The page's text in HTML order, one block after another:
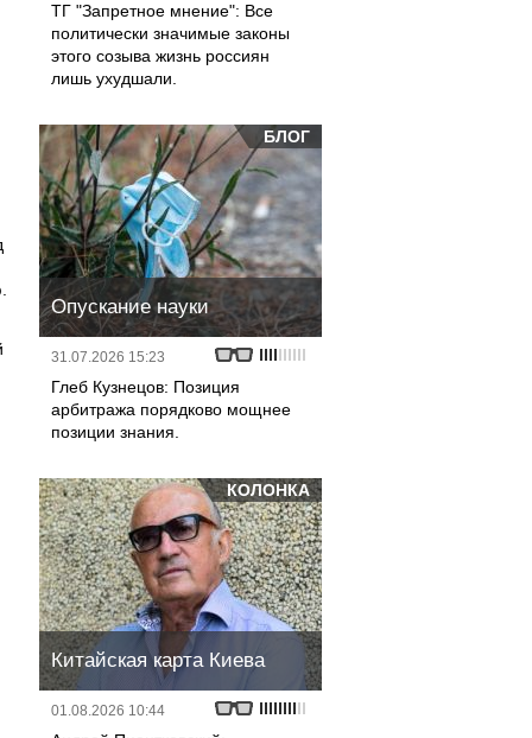
ТГ "Запретное мнение": Все
политически значимые законы
этого созыва жизнь россиян
лишь ухудшали.
БЛОГ
Опускание науки
31.07.2026 15:23
Глеб Кузнецов: Позиция
арбитража порядково мощнее
позиции знания.
КОЛОНКА
Китайская карта Киева
01.08.2026 10:44